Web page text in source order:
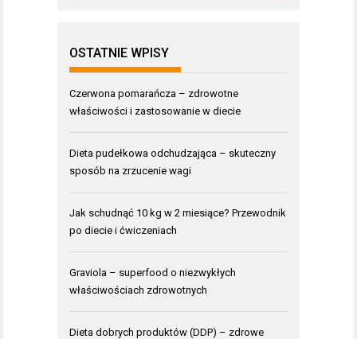
OSTATNIE WPISY
Czerwona pomarańcza – zdrowotne
właściwości i zastosowanie w diecie
Dieta pudełkowa odchudzająca – skuteczny
sposób na zrzucenie wagi
Jak schudnąć 10 kg w 2 miesiące? Przewodnik
po diecie i ćwiczeniach
Graviola – superfood o niezwykłych
właściwościach zdrowotnych
Dieta dobrych produktów (DDP) – zdrowe